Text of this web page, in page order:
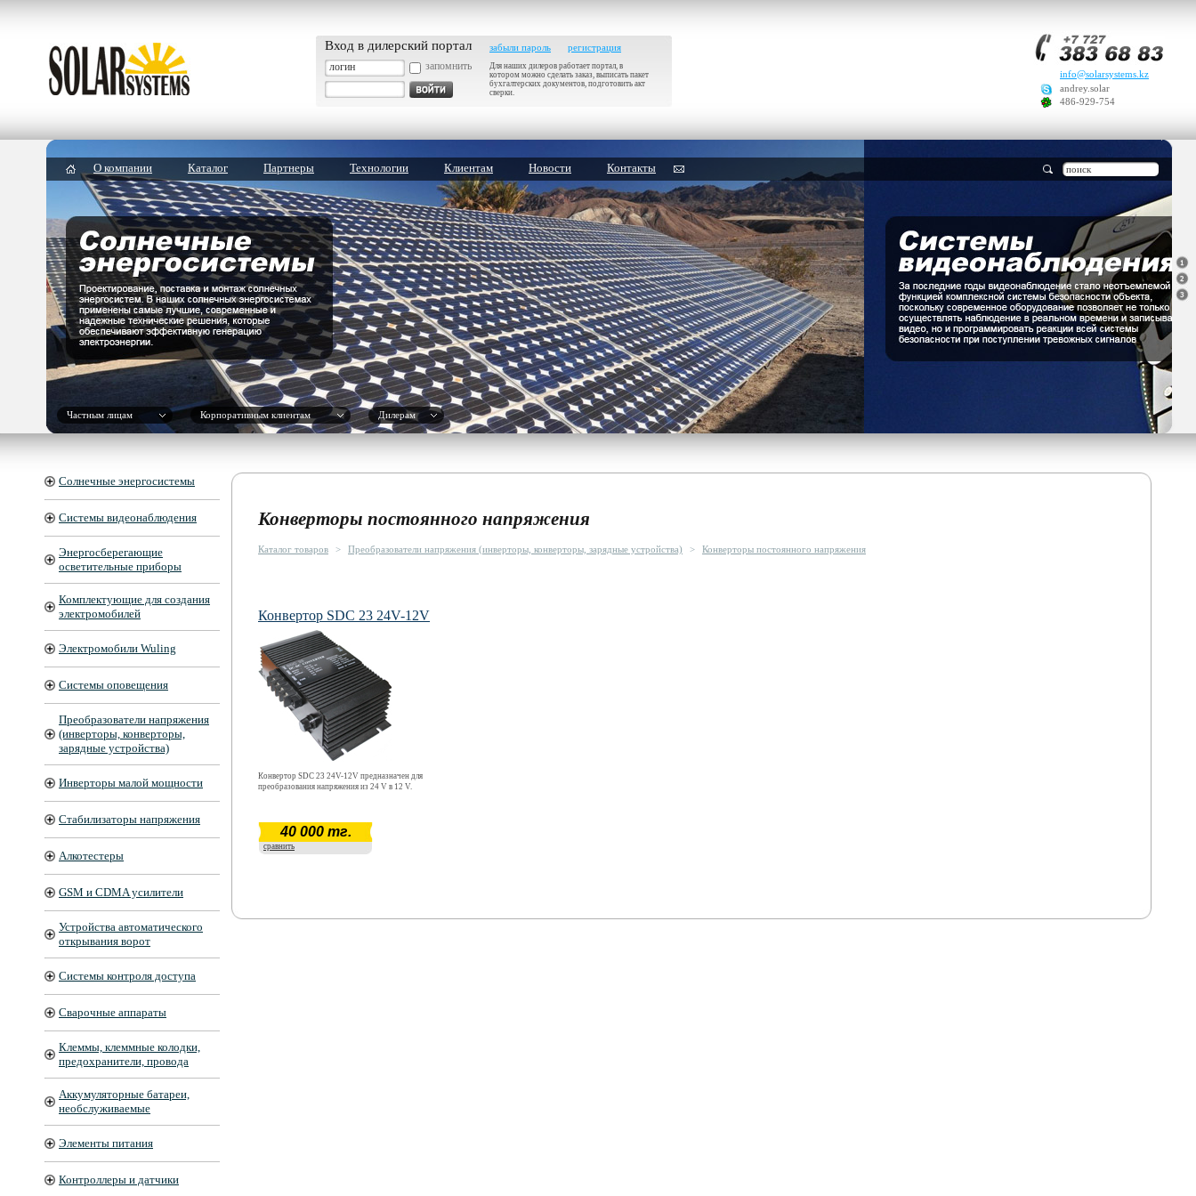
Вход в дилерский портал
запомнить
забыли пароль регистрация
Для наших дилеров работает портал, в
котором можно сделать заказ, выписать пакет
бухгалтерских документов, подготовить акт
сверки.
info@solarsystems.kz
andrey.solar
486-929-754
О компании Каталог Партнеры Технологии Клиентам Новости Контакты
Частным лицам Корпоративным клиентам Дилерам
Солнечные энергосистемы
Системы видеонаблюдения
Энергосберегающие
осветительные приборы
Комплектующие для создания
электромобилей
Электромобили Wuling
Системы оповещения
Преобразователи напряжения
(инверторы, конверторы,
зарядные устройства)
Инверторы малой мощности
Стабилизаторы напряжения
Алкотестеры
GSM и CDMA усилители
Устройства автоматического
открывания ворот
Системы контроля доступа
Сварочные аппараты
Клеммы, клеммные колодки,
предохранители, провода
Аккумуляторные батареи,
необслуживаемые
Элементы питания
Контроллеры и датчики
Конверторы постоянного напряжения
Каталог товаров > Преобразователи напряжения (инверторы, конверторы, зарядные устройства) > Конверторы постоянного напряжения
Конвертор SDC 23 24V-12V
Конвертор SDC 23 24V-12V предназначен для
преобразования напряжения из 24 V в 12 V.
40 000 тг.
сравнить